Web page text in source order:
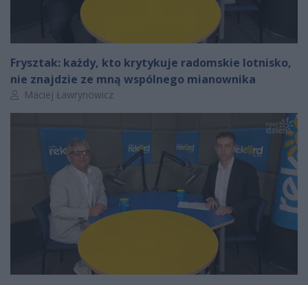
Frysztak: każdy, kto krytykuje radomskie lotnisko,
nie znajdzie ze mną wspólnego mianownika
Autor artykułu:
Maciej Ławrynowicz